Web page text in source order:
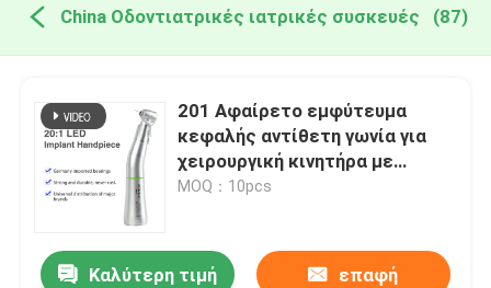
China Οδοντιατρικές ιατρικές συσκευές (87)
201 Αφαίρετο εμφύτευμα
κεφαλής αντίθετη γωνία για
χειρουργική κινητήρα με
οπτική ίνα
MOQ：10pcs
Καλύτερη τιμή επαφή